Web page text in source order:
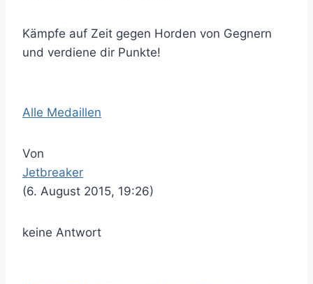
Kämpfe auf Zeit gegen Horden von Gegnern
und verdiene dir Punkte!
Alle Medaillen
Von
Jetbreaker
(6. August 2015, 19:26)
keine Antwort